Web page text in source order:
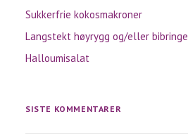
Sukkerfrie kokosmakroner
Langstekt høyrygg og/eller bibringe
Halloumisalat
SISTE KOMMENTARER